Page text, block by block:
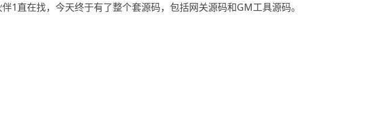
直在找，今天终于有了整个套源码，包括网关源码和GM工具源码。